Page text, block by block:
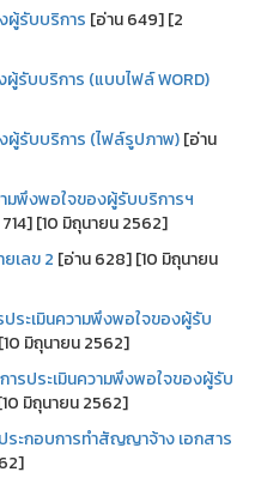
ผู้รับบริการ [อ่าน 649] [2
รับบริการ (แบบไฟล์ WORD)
ผู้รับบริการ (ไฟล์รูปภาพ)[อ่าน
มพึงพอใจของผู้รับบริการฯ
[10 มิถุนายน 2562]
เลข 2 [อ่าน 628] [10 มิถุนายน
ระเมินความพึงพอใจของผู้รับ
มิถุนายน 2562]
รประเมินความพึงพอใจของผู้รับ
มิถุนายน 2562]
ระกอบการทำสัญญาจ้าง เอกสาร